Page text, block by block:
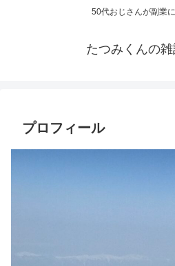
50代おじさんが副業
たつみくんの
プロフィール